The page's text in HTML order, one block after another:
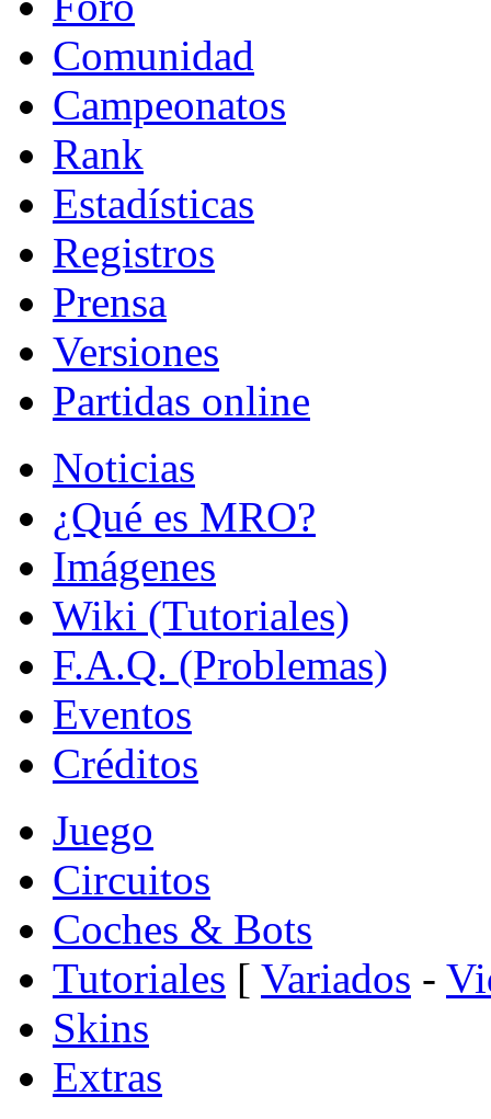
Comunidad
Campeonatos
Rank
Estadísticas
Registros
Prensa
Versiones
Partidas online
Noticias
¿Qué es MRO?
Imágenes
Wiki (Tutoriales)
F.A.Q. (Problemas)
Eventos
Créditos
Juego
Circuitos
Coches & Bots
Tutoriales [ Variados -
Skins
Extras